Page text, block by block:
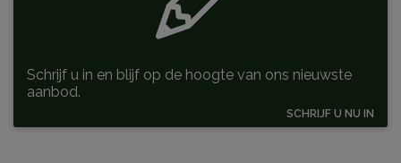
Schrijf u in en blijf op de hoogte van ons nieuwste
aanbod.
SCHRIJF U NU IN